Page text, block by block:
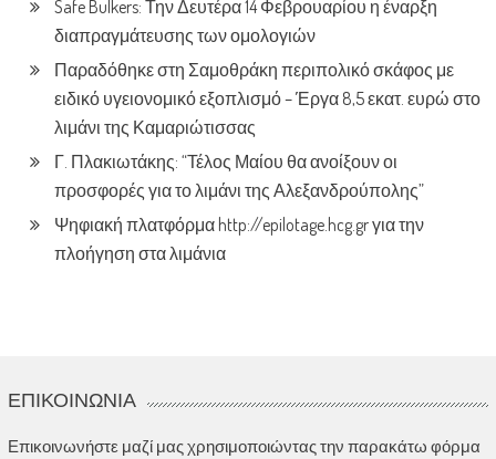
Safe Bulkers: Την Δευτέρα 14 Φεβρουαρίου η έναρξη
διαπραγμάτευσης των ομολογιών
Παραδόθηκε στη Σαμοθράκη περιπολικό σκάφος με
ειδικό υγειονομικό εξοπλισμό – Έργα 8,5 εκατ. ευρώ στο
λιμάνι της Καμαριώτισσας
Γ. Πλακιωτάκης: “Τέλος Μαίου θα ανοίξουν οι
προσφορές για το λιμάνι της Αλεξανδρούπολης”
Ψηφιακή πλατφόρμα http://epilotage.hcg.gr για την
πλοήγηση στα λιμάνια
ΕΠΙΚΟΙΝΩΝΊΑ
Επικοινωνήστε μαζί μας χρησιμοποιώντας την παρακάτω φόρμα